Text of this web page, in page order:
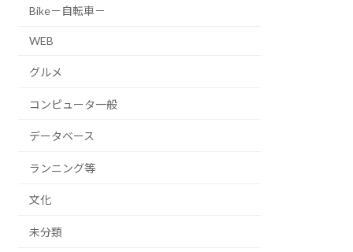
Bike－自転車－
WEB
グルメ
コンピュータ一般
データベース
ランニング等
文化
未分類